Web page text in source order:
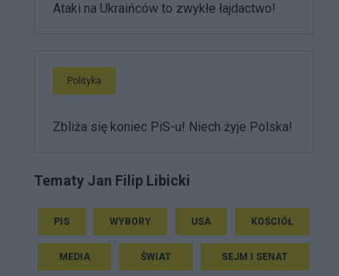
Ataki na Ukraińców to zwykłe łajdactwo!
Polityka
Zbliża się koniec PiS-u! Niech żyje Polska!
Tematy Jan Filip Libicki
PIS WYBORY USA KOŚCIÓŁ
MEDIA ŚWIAT SEJM I SENAT